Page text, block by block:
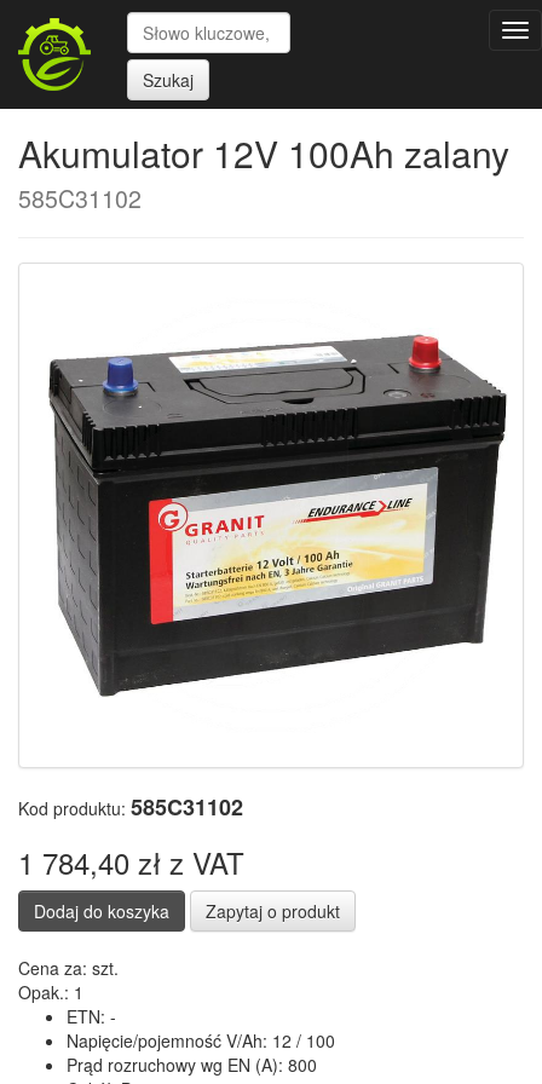
Szukaj
Akumulator 12V 100Ah zalany
585C31102
Kod produktu: 585C31102
1 784,40 zł z VAT
Dodaj do koszyka Zapytaj o produkt
Cena za: szt.
Opak.: 1
ETN: -
Napięcie/pojemność V/Ah: 12 / 100
Prąd rozruchowy wg EN (A): 800